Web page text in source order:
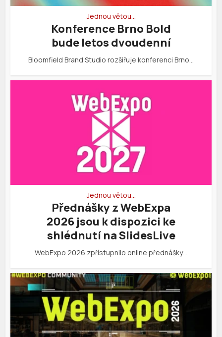
Jednou větou…
Konference Brno Bold
bude letos dvoudenní
Bloomfield Brand Studio rozšiřuje konferenci Brno…
Jednou větou…
Přednášky z WebExpa
2026 jsou k dispozici ke
shlédnutí na SlidesLive
WebExpo 2026 zpřístupnilo online přednášky…